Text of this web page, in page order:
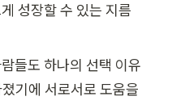
성장할 수 있는 지름
들도 하나의 선택 이유
기에 서로서로 도움을